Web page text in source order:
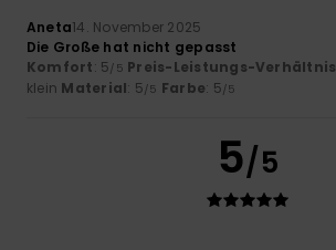
Aneta14. November 2025
Die Große hat nicht gepasst
Komfort: 5/5 Preis-Leistungs-Verhältnis
klein Material: 5/5 Farbe: 5/5
5/5